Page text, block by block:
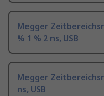
Megger
% 1 % 2 ns, USB
Megger
ns, USB